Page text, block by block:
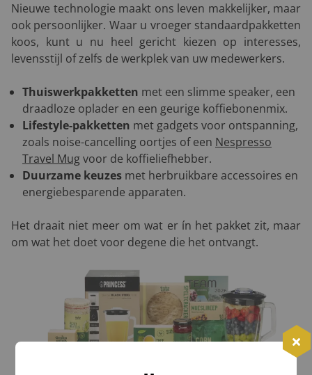
Nieuwe technologie maakt ons leven makkelijker, maar
ook persoonlijker. Waar u vroeger standaardpakketten
koos, kunt u nu heel gericht kiezen op interesses,
levensstijl of zelfs de werkplek van uw medewerkers.
Thuiswerkpakketten met een slimme speaker, een
draadloze oplader en een geurige koffiebonenmix.
Lifestyle-pakketten met gadgets voor ontspanning,
zoals noise-cancelling oortjes of een Nespresso
Travel Mugvoor de koffieliefhebber.
Duurzame keuzes met herbruikbare accessoires en
energiebesparende apparaten.
Het draait niet meer om wat er ín het pakket zit, maar
om wat het doet voor degene die het ontvangt.